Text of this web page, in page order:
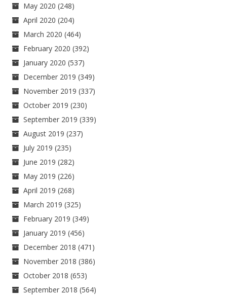
May 2020 (248)
April 2020 (204)
March 2020 (464)
February 2020 (392)
January 2020 (537)
December 2019 (349)
November 2019 (337)
October 2019 (230)
September 2019 (339)
August 2019 (237)
July 2019 (235)
June 2019 (282)
May 2019 (226)
April 2019 (268)
March 2019 (325)
February 2019 (349)
January 2019 (456)
December 2018 (471)
November 2018 (386)
October 2018 (653)
September 2018 (564)